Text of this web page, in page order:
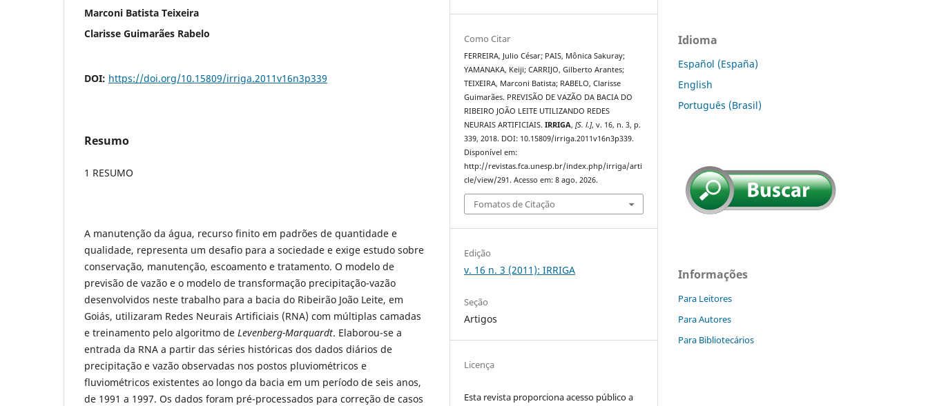
Marconi Batista Teixeira
Clarisse Guimarães Rabelo
DOI: https://doi.org/10.15809/irriga.2011v16n3p339
Resumo
1 RESUMO
A manutenção da água, recurso finito em padrões de quantidade e
qualidade, representa um desafio para a sociedade e exige estudo sobre
conservação, manutenção, escoamento e tratamento. O modelo de
previsão de vazão e o modelo de transformação precipitação-vazão
desenvolvidos neste trabalho para a bacia do Ribeirão João Leite, em
Goiás, utilizaram Redes Neurais Artificiais (RNA) com múltiplas camadas
e treinamento pelo algoritmo de Levenberg-Marquardt. Elaborou-se a
entrada da RNA a partir das séries históricas dos dados diários de
precipitação e vazão observadas nos postos pluviométricos e
fluviométricos existentes ao longo da bacia em um período de seis anos,
de 1991 a 1997. Os dados foram pré-processados para correção de casos
Como Citar
FERREIRA, Julio César; PAIS, Mônica Sakuray;
YAMANAKA, Keiji; CARRIJO, Gilberto Arantes;
TEIXEIRA, Marconi Batista; RABELO, Clarisse
Guimarães. PREVISÃO DE VAZÃO DA BACIA DO
RIBEIRO JOÃO LEITE UTILIZANDO REDES
NEURAIS ARTIFICIAIS.IRRIGA,[S. l.], v. 16, n. 3, p.
339, 2018. DOI: 10.15809/irriga.2011v16n3p339.
Disponível em:
http://revistas.fca.unesp.br/index.php/irriga/arti
cle/view/291. Acesso em: 8 ago. 2026.
Fomatos de Citação
Edição
v. 16 n. 3 (2011): IRRIGA
Seção
Artigos
Licença
Esta revista proporciona acesso público a
Idioma
Español (España)
English
Português (Brasil)
Informações
Para Leitores
Para Autores
Para Bibliotecários